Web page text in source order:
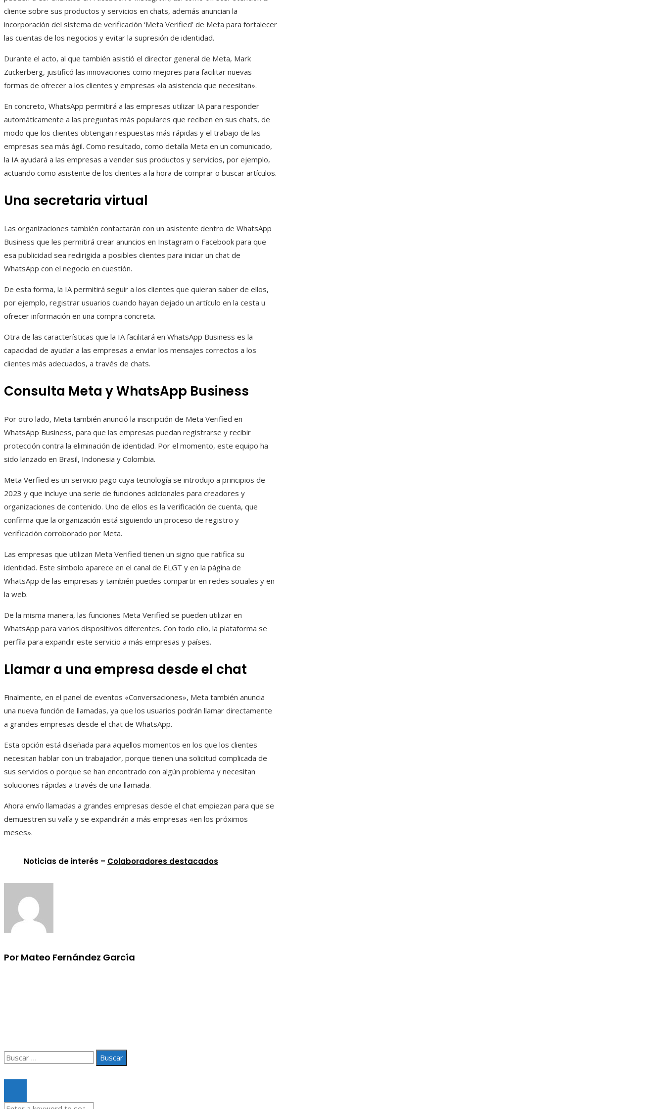
cliente sobre sus productos y servicios en chats, además anuncian la
incorporación del sistema de verificación ‘Meta Verified’ de Meta para fortalecer
las cuentas de los negocios y evitar la supresión de identidad.
Durante el acto, al que también asistió el director general de Meta, Mark
Zuckerberg, justificó las innovaciones como mejores para facilitar nuevas
formas de ofrecer a los clientes y empresas «la asistencia que necesitan».
En concreto, WhatsApp permitirá a las empresas utilizar IA para responder
automáticamente a las preguntas más populares que reciben en sus chats, de
modo que los clientes obtengan respuestas más rápidas y el trabajo de las
empresas sea más ágil. Como resultado, como detalla Meta en un comunicado,
la IA ayudará a las empresas a vender sus productos y servicios, por ejemplo,
actuando como asistente de los clientes a la hora de comprar o buscar artículos.
Una secretaria virtual
Las organizaciones también contactarán con un asistente dentro de WhatsApp
Business que les permitirá crear anuncios en Instagram o Facebook para que
esa publicidad sea redirigida a posibles clientes para iniciar un chat de
WhatsApp con el negocio en cuestión.
De esta forma, la IA permitirá seguir a los clientes que quieran saber de ellos,
por ejemplo, registrar usuarios cuando hayan dejado un artículo en la cesta u
ofrecer información en una compra concreta.
Otra de las características que la IA facilitará en WhatsApp Business es la
capacidad de ayudar a las empresas a enviar los mensajes correctos a los
clientes más adecuados, a través de chats.
Consulta Meta y WhatsApp Business
Por otro lado, Meta también anunció la inscripción de Meta Verified en
WhatsApp Business, para que las empresas puedan registrarse y recibir
protección contra la eliminación de identidad. Por el momento, este equipo ha
sido lanzado en Brasil, Indonesia y Colombia.
Meta Verfied es un servicio pago cuya tecnología se introdujo a principios de
2023 y que incluye una serie de funciones adicionales para creadores y
organizaciones de contenido. Uno de ellos es la verificación de cuenta, que
confirma que la organización está siguiendo un proceso de registro y
verificación corroborado por Meta.
Las empresas que utilizan Meta Verified tienen un signo que ratifica su
identidad. Este símbolo aparece en el canal de ELGT y en la página de
WhatsApp de las empresas y también puedes compartir en redes sociales y en
la web.
De la misma manera, las funciones Meta Verified se pueden utilizar en
WhatsApp para varios dispositivos diferentes. Con todo ello, la plataforma se
perfila para expandir este servicio a más empresas y países.
Llamar a una empresa desde el chat
Finalmente, en el panel de eventos «Conversaciones», Meta también anuncia
una nueva función de llamadas, ya que los usuarios podrán llamar directamente
a grandes empresas desde el chat de WhatsApp.
Esta opción está diseñada para aquellos momentos en los que los clientes
necesitan hablar con un trabajador, porque tienen una solicitud complicada de
sus servicios o porque se han encontrado con algún problema y necesitan
soluciones rápidas a través de una llamada.
Ahora envío llamadas a grandes empresas desde el chat empiezan para que se
demuestren su valía y se expandirán a más empresas «en los próximos
meses».
Noticias de interés – Colaboradores destacados
Por Mateo Fernández García
Buscar: